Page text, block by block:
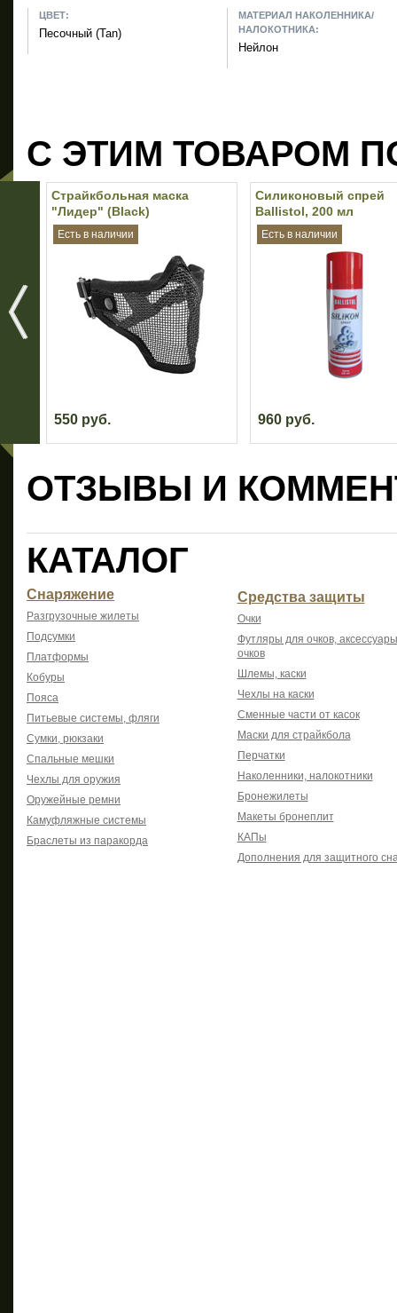
ЦВЕТ:
Песочный (Tan)
МАТЕРИАЛ НАКОЛЕННИКА/
НАЛОКОТНИКА:
Нейлон
С ЭТИМ ТОВАРОМ
Страйкбольная маска
"Лидер" (Black)
Есть в наличии
550 руб.
Силиконовый спрей
Ballistol, 200 мл
Есть в наличии
960 руб.
ОТЗЫВЫ И
КАТАЛОГ
Снаряжение
Разгрузочные жилеты
Подсумки
Платформы
Кобуры
Пояса
Питьевые системы, фляги
Сумки, рюкзаки
Спальные мешки
Чехлы для оружия
Оружейные ремни
Камуфляжные системы
Браслеты из паракорда
Средства защиты
Очки
Футляры для очков,
очков
Шлемы, каски
Чехлы на каски
Сменные части от касок
Маски для страйкбола
Перчатки
Наколенники, налокотники
Бронежилеты
Макеты бронеплит
КАПы
Дополнения для защитного